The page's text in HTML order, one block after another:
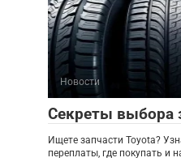
Новости
Секреты выбора
Ищете запчасти Toyota?
переплаты, где покупать и